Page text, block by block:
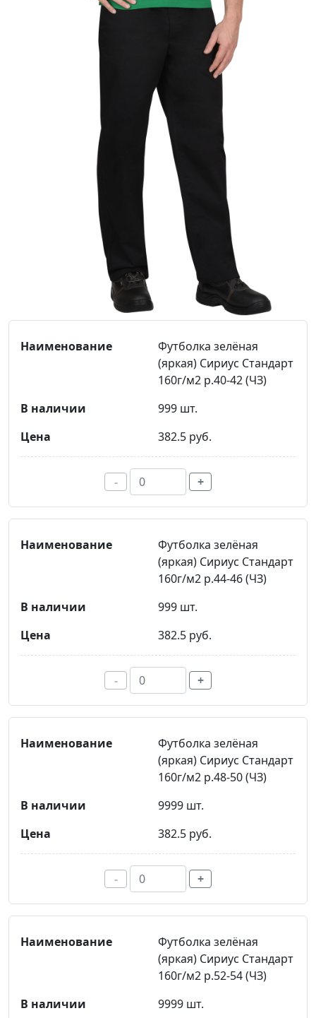
Футболка зелёная
(яркая) Сириус Стандарт
160г/м2 р.40-42 (ЧЗ)
999 шт.
382.5 руб.
- +
Футболка зелёная
(яркая) Сириус Стандарт
160г/м2 р.44-46 (ЧЗ)
999 шт.
382.5 руб.
- +
Футболка зелёная
(яркая) Сириус Стандарт
160г/м2 р.48-50 (ЧЗ)
9999 шт.
382.5 руб.
- +
Футболка зелёная
(яркая) Сириус Стандарт
160г/м2 р.52-54 (ЧЗ)
9999 шт.